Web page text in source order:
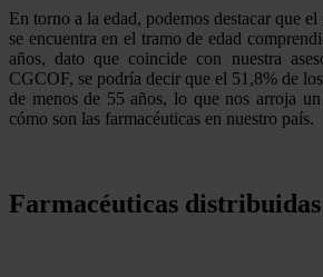
En torno a la edad, podemos destacar que
se encuentra en el tramo de edad
años, dato que coincide con nuestra
CGCOF, se podría decir que el 51,8% de
de menos de 55 años, lo que nos arroja
cómo son las farmacéuticas en nuestro país.
Farmacéuticas